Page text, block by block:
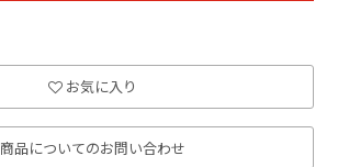
お気に入り
商品についてのお問い合わせ